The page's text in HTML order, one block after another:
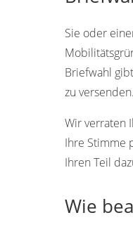
Sie oder
Briefwahl
zu versenden.
Wir verraten
Ihre Stimme
Ihren Teil
Wie